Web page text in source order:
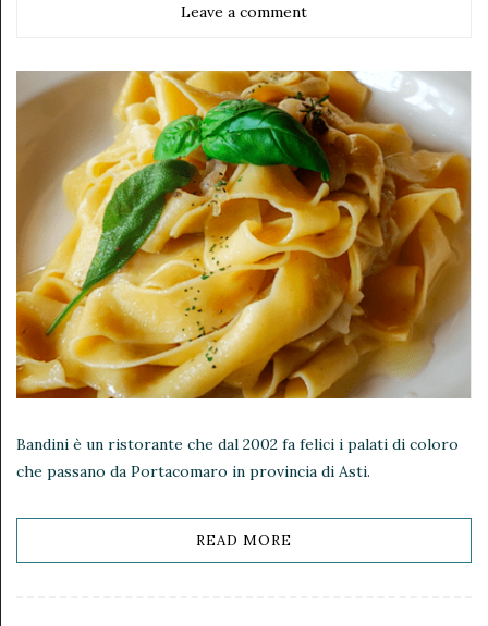
Leave a comment
Bandini è un ristorante che dal 2002 fa felici i palati di coloro
che passano da Portacomaro in provincia di Asti.
READ MORE